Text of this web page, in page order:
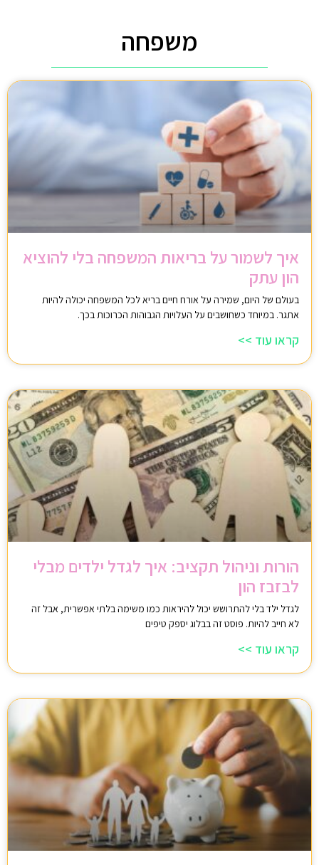
משפחה
איך לשמור על בריאות המשפחה בלי להוציא
הון עתק
בעולם של היום, שמירה על אורח חיים בריא לכל המשפחה יכולה להיות
אתגר. במיוחד כשחושבים על העלויות הגבוהות הכרוכות בכך.
קראו עוד >>
הורות וניהול תקציב: איך לגדל ילדים מבלי
לבזבז הון
לגדל ילד בלי להתרושש יכול להיראות כמו משימה בלתי אפשרית, אבל זה
לא חייב להיות. פוסט זה בבלוג יספק טיפים
קראו עוד >>